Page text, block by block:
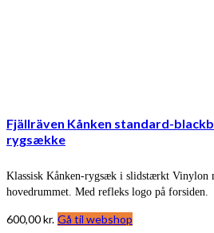
Fjällräven Kånken standard-
rygsække
Klassisk Kånken-rygsæk i slidstærkt Vinylon
hovedrummet. Med refleks logo på forsiden.
600,00kr. Gå til webshop